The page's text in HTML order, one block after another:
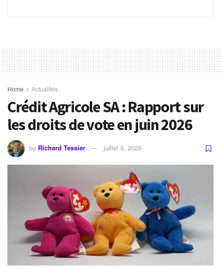
Home Actualités
Crédit Agricole SA : Rapport sur
les droits de vote en juin 2026
by Richard Tessier juillet 6, 2026